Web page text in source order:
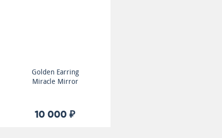
Golden Earring
Miracle Mirror
10 000 ₽